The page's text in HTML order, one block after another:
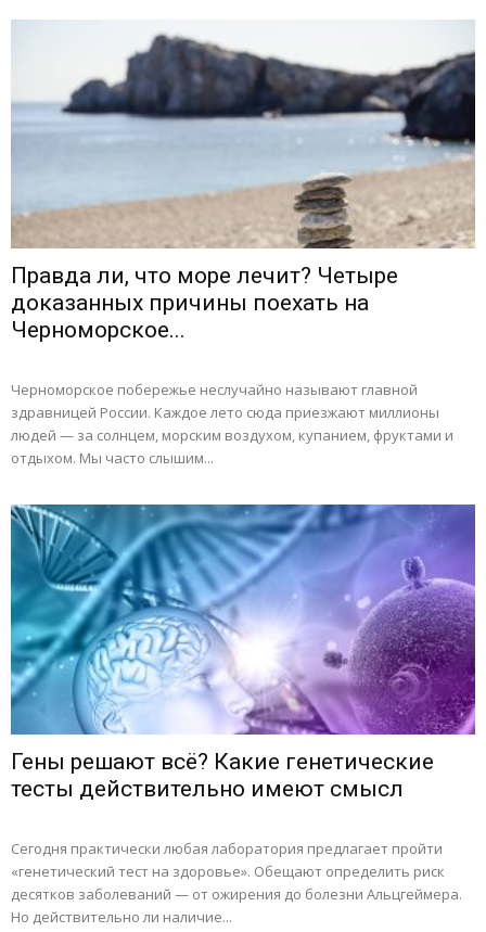
Правда ли, что море лечит? Четыре
доказанных причины поехать на
Черноморское...
Черноморское побережье неслучайно называют главной
здравницей России. Каждое лето сюда приезжают миллионы
людей — за солнцем, морским воздухом, купанием, фруктами и
отдыхом. Мы часто слышим...
Гены решают всё? Какие генетические
тесты действительно имеют смысл
Сегодня практически любая лаборатория предлагает пройти
«генетический тест на здоровье». Обещают определить риск
десятков заболеваний — от ожирения до болезни Альцгеймера.
Но действительно ли наличие...